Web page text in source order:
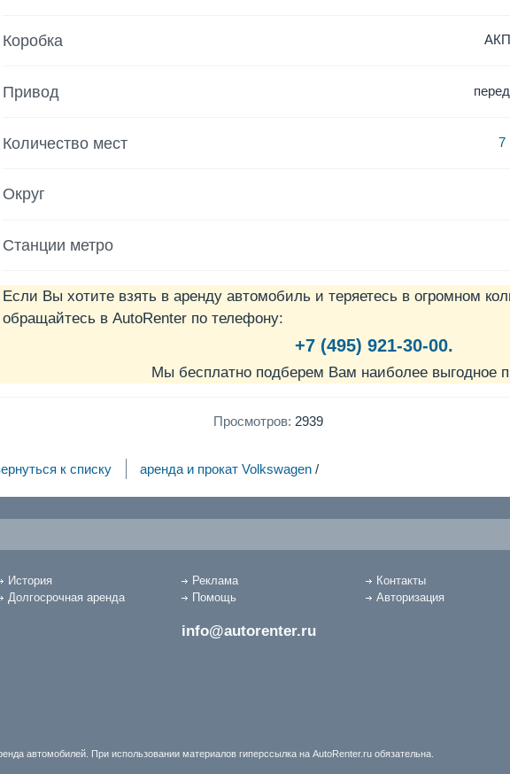
Коробка
Привод
Количество мест 7
Округ
Станции метро
Если Вы хотите взять в аренду автомобиль и теряетесь в огромном
обращайтесь в AutoRenter по телефону:
+7 (495) 921-30-00.
Мы бесплатно подберем Вам наиболее выгодное
Просмотров: 2939
к списку аренда и прокат Volkswagen /
История Реклама
Контакты
Долгосрочная аренда Помощь Авторизация
info@autorenter.ru
автомобилей. При использовании материалов гиперссылка на AutoRenter.ru обязательна.